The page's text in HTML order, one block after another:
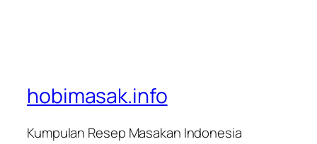
hobimasak.info
Kumpulan Resep Masakan Indonesia